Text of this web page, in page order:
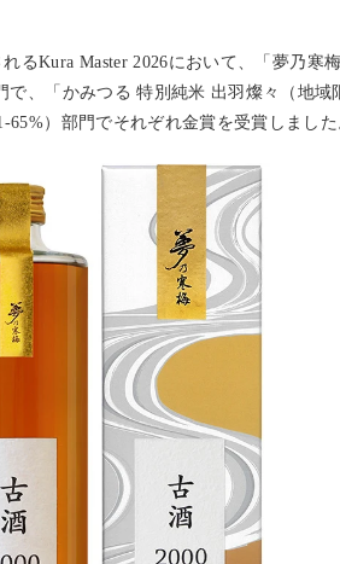
るKura Master 2026において、「夢乃寒
で、「かみつる 特別純米 出羽燦々（地域
65%）部門でそれぞれ金賞を受賞しまし